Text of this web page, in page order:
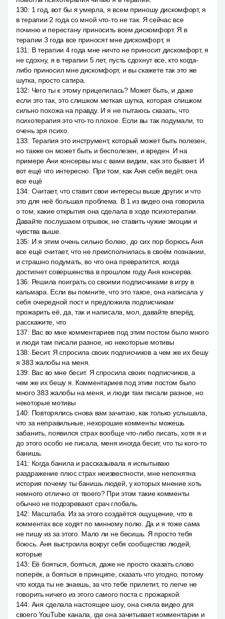
130: 1 год, вот бы я умерла, я всем приношу дискомфорт, я
в терапии 2 года со мной что-то не так. Я сейчас все
починю и перестану приносить всем дискомфорт. Я в
терапии 3 года все приносят мне дискомфорт, я
131 : В терапии 4 года мне ничто не приносит дискомфорт, я
не сдохну, я в терапии 5 лет, пусть сдохнут все, кто когда-
либо приносил мне дискомфорт, и вы скажете так это же
шутка, просто сатира.
132: Чего ты к этому прицепилась? Может быть, и даже
если это так, это слишком меткая шутка, которая слишком
сильно похожа на правду. И я не пытаюсь сказать, что
психотерапия это что-то плохое. Если вы так подумали, то
очень зря психо.
133: Терапия это инструмент, который может быть полезен,
но также он может быть и бесполезен, и вреден. И на
примере Ани консервы мы с вами видим, как это бывает. И
вот ещё что интересно. При том, как Аня себя ведёт, она
все ещё
134: Считает, что ставит свои интересы выше других и что
это для неё большая проблема. В 1 из видео она говорила
о том, какие открытия она сделала в ходе психотерапии.
Давайте послушаем отрывок, не ставить чужие эмоции и
чувства выше.
135: И я этим очень сильно болею, до сих пор борюсь Аня
все ещё считает, что не преисполнилась в своём познании,
и страшно подумать, во что она превратится, когда
достигнет совершенства в прошлом году Аня консерва.
136: Решила поиграть со своими подписчиками в игру в
кальмара. Если вы помните, что это такое, она написала у
себя очередной пост и предложила подписчикам
прожарить её, да, так и написала, мол, давайте вперёд,
расскажите, что
137: Вас во мне комментариев под этим постом было много
и люди там писали разное, но некоторые мотивы
138: Бесит. Я спросила своих подписчиков а чем же их бешу
я 383 жалобы на меня.
139: Вас во мне бесит. Я спросила своих подписчиков, а
чем же их бешу я. Комментариев под этим постом было
много 383 жалобы на меня, и люди там писали разное, но
некоторые мотивы
140: Повторялись снова вам зачитаю, как только услышала,
что за неправильные, нехорошие комменты можешь
забанить, появился страх вообще что-либо писать, хотя я и
до этого особо не писала, меня иногда бесит, что ты кого-то
банишь.
141 : Когда банила и рассказывала я испытываю
раздражение плюс страх неизвестности, мне непонятна
история почему ты банишь людей, у которых мнение хоть
немного отлично от твоего? При этом такие комменты
обычно не подозревают срач глобаль.
142: Масштаба. Из за этого создаётся ощущение, что в
комментах все ходят по минному полю. Да и я тоже сама
не пишу из за этого. Мало ли не бесишь. Я просто тебя
боюсь. Аня выстроила вокруг себя сообщество людей,
которые
143: Её бояться, бояться, даже не просто сказать слово
поперёк, а бояться в принципе, сказать что угодно, потому
что когда ты не знаешь, за что тебе прилетит, то легче не
говорить ничего из этого самого поста с прожаркой.
144: Аня сделала настоящее шоу, она сняла видео для
своего YouTube канала, где она зачитывает комментарии и